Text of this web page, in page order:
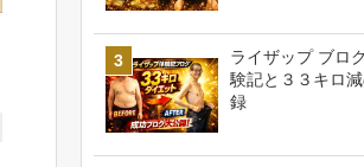
ライザップ ブロ
験記と３３キロ
録